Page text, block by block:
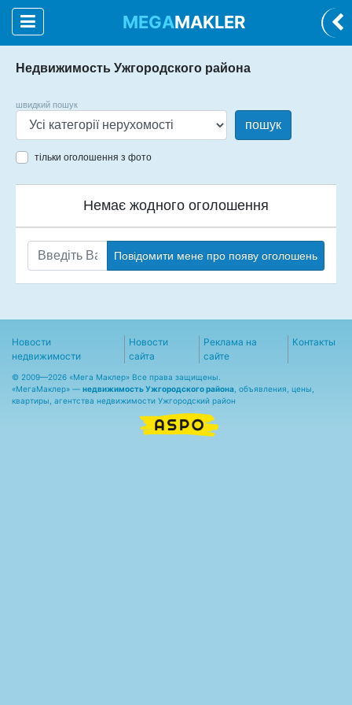
MEGAMAKLER
Недвижимость Ужгородского района
швидкий пошук
пошук
тільки оголошення з фото
Немає жодного оголошення
Повідомити мене про появу оголошень
Новости
недвижимости
Новости
сайта
Реклама на
сайте
Контакты
© 2009—2026 «Мега Маклер» Все права защищены.
«МегаМаклер» — недвижимость Ужгородского района , объявления, цены,
квартиры, агентства недвижимости Ужгородский район